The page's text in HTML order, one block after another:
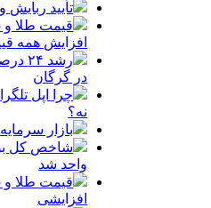
تأیید
افزایش همه
رشد
در گرگان
چرا اپل
نه؟
بازار
واحد شد
افزایشی